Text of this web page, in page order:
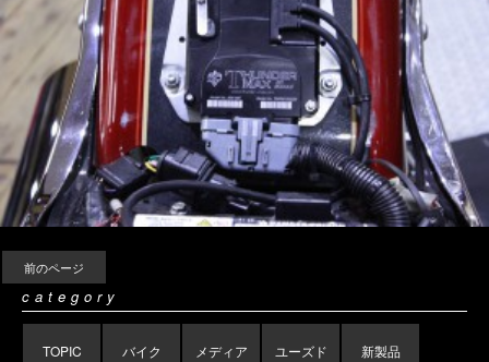
前のページ
category
TOPIC バイク メディア ユーズド 新製品